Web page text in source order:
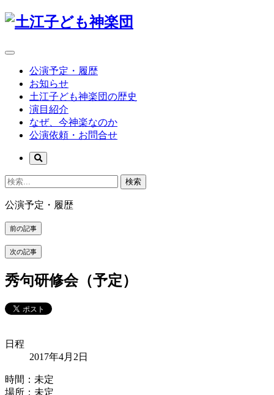
公演予定・履歴
お知らせ
土江子ども神楽団の歴史
演目紹介
なぜ、今神楽なのか
公演依頼・お問合せ
検索
公演予定・履歴
前の記事
次の記事
秀句研修会（予定）
日程
2017年4月2日
時間：未定
場所：未定